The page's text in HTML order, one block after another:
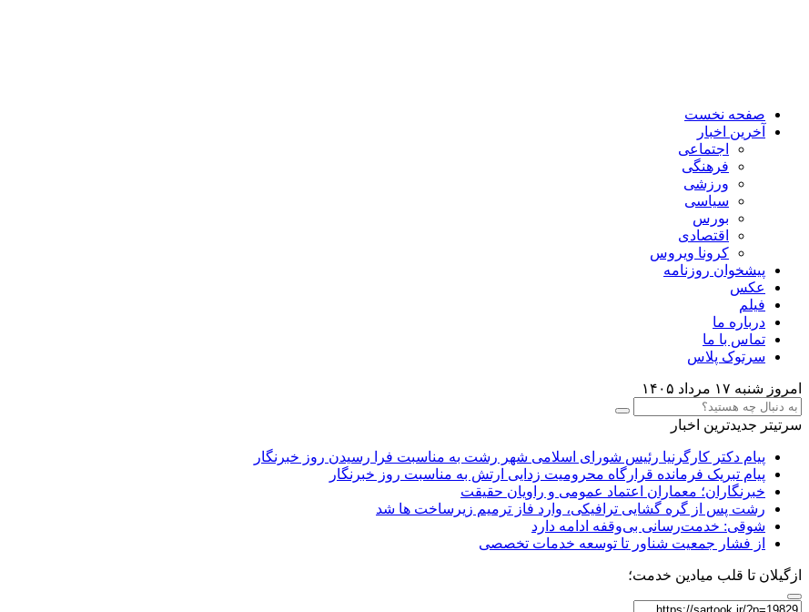
صفحه نخست
آخرین اخبار
اجتماعی
فرهنگی
ورزشی
سیاسی
بورس
اقتصادی
کرونا ویروس
پیشخوان روزنامه
عکس
فیلم
درباره ما
تماس با ما
سرتوک پلاس
امروز شنبه ۱۷ مرداد ۱۴۰۵
سرتیتر جدیدترین اخبار
پیام دکتر کارگرنیا رئیس شورای اسلامی شهر رشت به مناسبت فرا رسیدن روز خبرنگار
پیام تبریک فرمانده قرارگاه محرومیت‌ زدایی ارتش به مناسبت روز خبرنگار
خبرنگاران؛ معماران اعتماد عمومی و راویان حقیقت
رشت پس از گره گشایی ترافیکی، وارد فاز ترمیم زیرساخت ها شد
شوقی: خدمت‌رسانی بی‌وقفه ادامه دارد
از فشار جمعیت شناور تا توسعه خدمات تخصصی
ازگیلان تا قلب میادین خدمت؛